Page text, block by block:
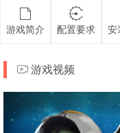
游戏简介 配置要求 安
游戏视频